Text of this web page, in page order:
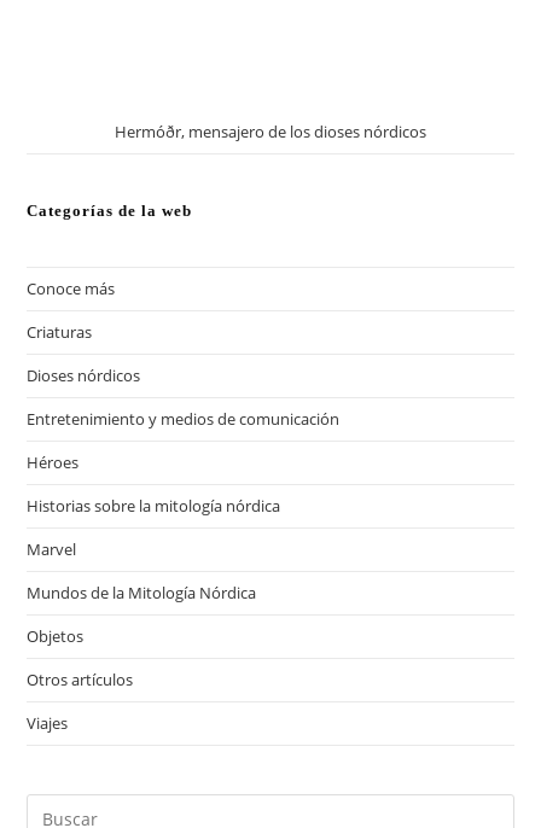
Hermóðr, mensajero de los dioses nórdicos
Categorías de la web
Conoce más
Criaturas
Dioses nórdicos
Entretenimiento y medios de comunicación
Héroes
Historias sobre la mitología nórdica
Marvel
Mundos de la Mitología Nórdica
Objetos
Otros artículos
Viajes